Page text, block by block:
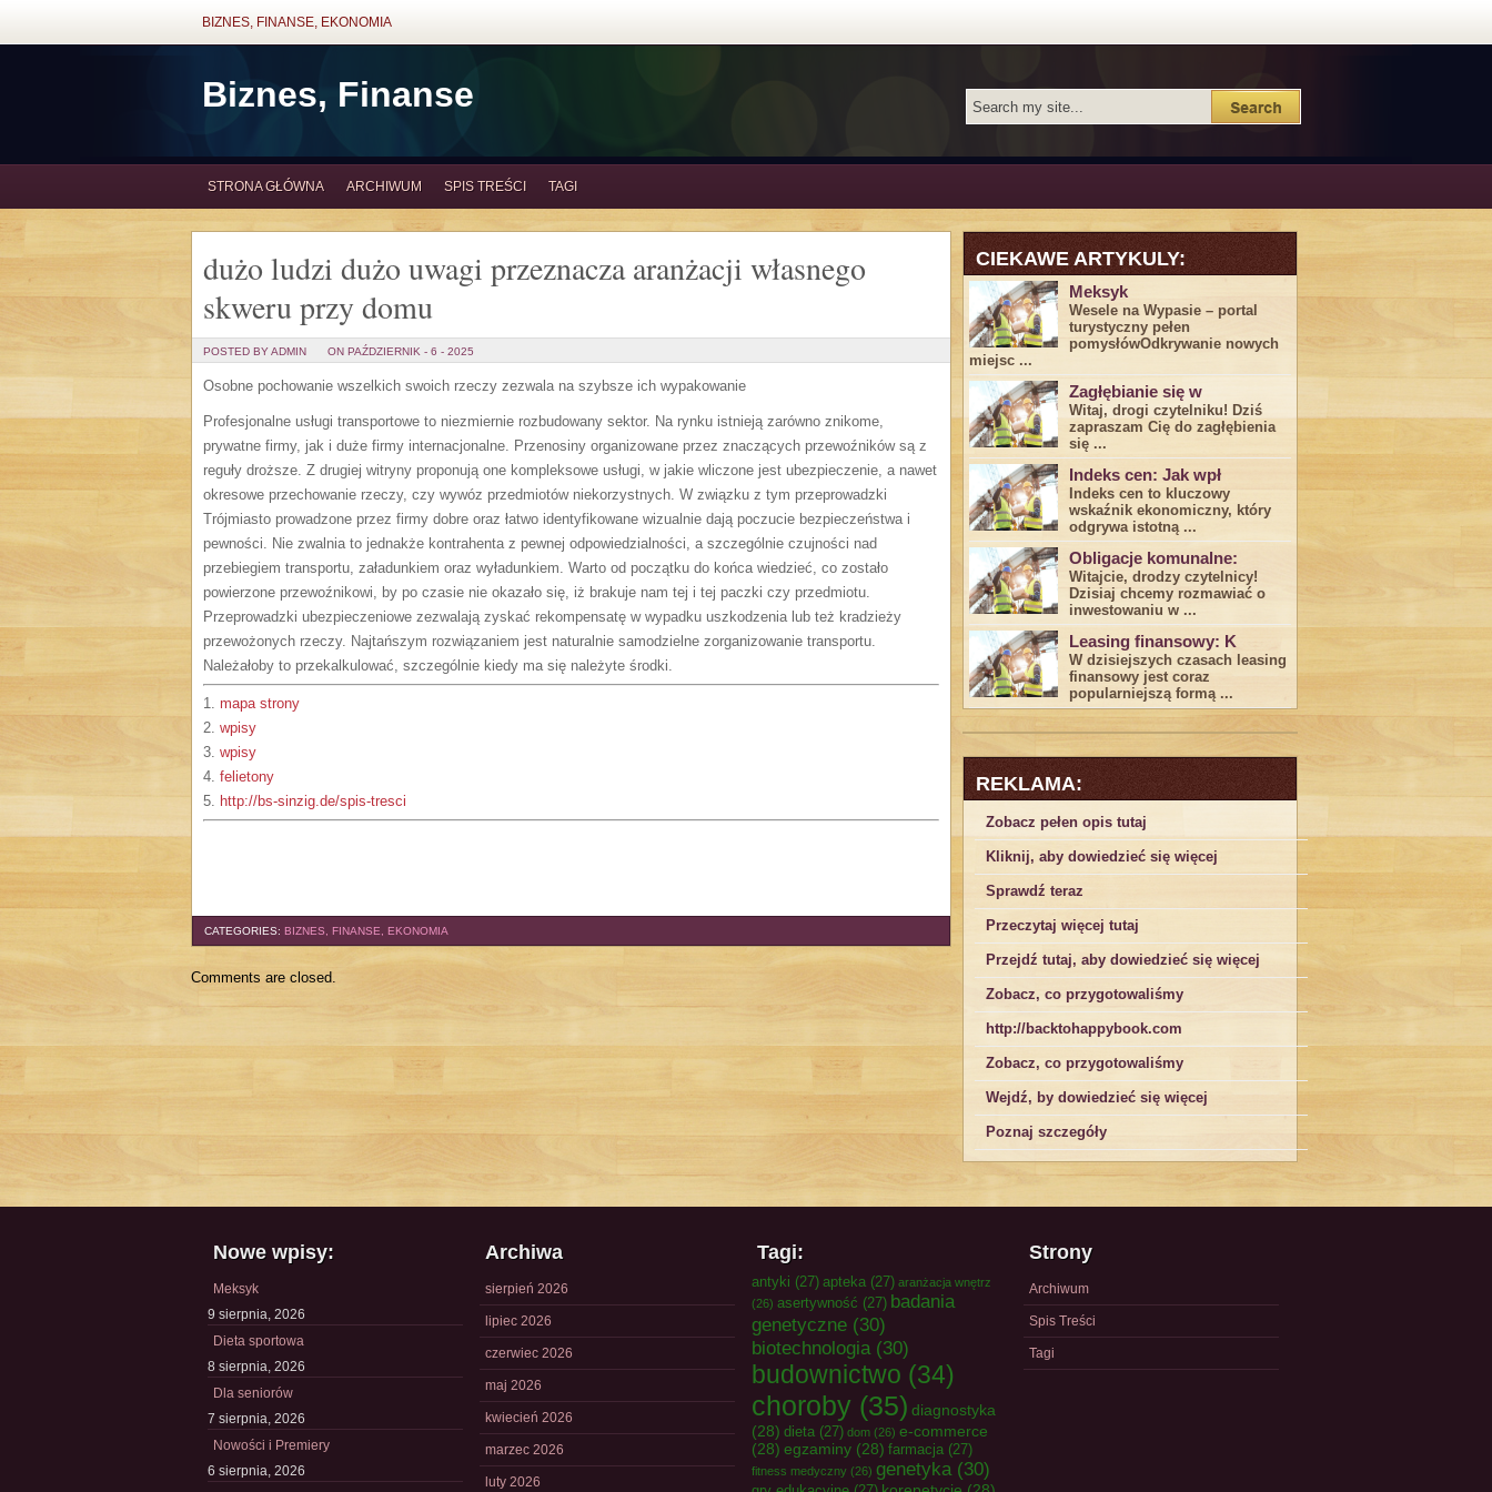
BIZNES, FINANSE, EKONOMIA
Biznes, Finanse
STRONA GŁÓWNA ARCHIWUM SPIS TREŚCI TAGI
dużo ludzi dużo uwagi przeznacza aranżacji własnego
skweru przy domu
POSTED BY ADMIN ON PAŹDZIERNIK - 6 - 2025
Osobne pochowanie wszelkich swoich rzeczy zezwala na szybsze ich wypakowanie
Profesjonalne usługi transportowe to niezmiernie rozbudowany sektor. Na rynku istnieją zarówno znikome,
prywatne firmy, jak i duże firmy internacjonalne. Przenosiny organizowane przez znaczących przewoźników są z
reguły droższe. Z drugiej witryny proponują one kompleksowe usługi, w jakie wliczone jest ubezpieczenie, a nawet
okresowe przechowanie rzeczy, czy wywóz przedmiotów niekorzystnych. W związku z tym przeprowadzki
Trójmiasto prowadzone przez firmy dobre oraz łatwo identyfikowane wizualnie dają poczucie bezpieczeństwa i
pewności. Nie zwalnia to jednakże kontrahenta z pewnej odpowiedzialności, a szczególnie czujności nad
przebiegiem transportu, załadunkiem oraz wyładunkiem. Warto od początku do końca wiedzieć, co zostało
powierzone przewoźnikowi, by po czasie nie okazało się, iż brakuje nam tej i tej paczki czy przedmiotu.
Przeprowadzki ubezpieczeniowe zezwalają zyskać rekompensatę w wypadku uszkodzenia lub też kradzieży
przewożonych rzeczy. Najtańszym rozwiązaniem jest naturalnie samodzielne zorganizowanie transportu.
Należałoby to przekalkulować, szczególnie kiedy ma się należyte środki.
1. mapa strony
2. wpisy
3. wpisy
4. felietony
5. http://bs-sinzig.de/spis-tresci
CATEGORIES: BIZNES, FINANSE, EKONOMIA
Comments are closed.
CIEKAWE ARTYKULY:
Meksyk
Wesele na Wypasie – portal
turystyczny pełen
pomysłówOdkrywanie nowych
miejsc ...
Zagłębianie się w
Witaj, drogi ⁤czytelniku! Dziś
zapraszam Cię do‍ zagłębienia
‍się⁢ ...
Indeks cen: Jak wpł
Indeks cen to kluczowy
wskaźnik ekonomiczny, który
odgrywa ​istotną ...
Obligacje komunalne:
Witajcie, drodzy czytelnicy!
Dzisiaj chcemy rozmawiać o
inwestowaniu w ...
Leasing finansowy: K
W dzisiejszych czasach leasing ​
finansowy jest ⁢coraz
popularniejszą formą ...
REKLAMA:
Zobacz pełen opis tutaj
Kliknij, aby dowiedzieć się więcej
Sprawdź teraz
Przeczytaj więcej tutaj
Przejdź tutaj, aby dowiedzieć się więcej
Zobacz, co przygotowaliśmy
http://backtohappybook.com
Zobacz, co przygotowaliśmy
Wejdź, by dowiedzieć się więcej
Poznaj szczegóły
Nowe wpisy:
Meksyk
9 sierpnia, 2026
Dieta sportowa
8 sierpnia, 2026
Dla seniorów
7 sierpnia, 2026
Nowości i Premiery
6 sierpnia, 2026
Archiwa
sierpień 2026
lipiec 2026
czerwiec 2026
maj 2026
kwiecień 2026
marzec 2026
luty 2026
Tagi:
antyki (27) apteka (27) aranżacja wnętrz
(26) asertywność (27) badania
genetyczne (30)
biotechnologia(30)
budownictwo (34)
choroby (35) diagnostyka
(28) dieta (27) dom (26) e-commerce
(28) egzaminy (28) farmacja (27)
fitness medyczny (26) genetyka(30)
Strony
Archiwum
Spis Treści
Tagi